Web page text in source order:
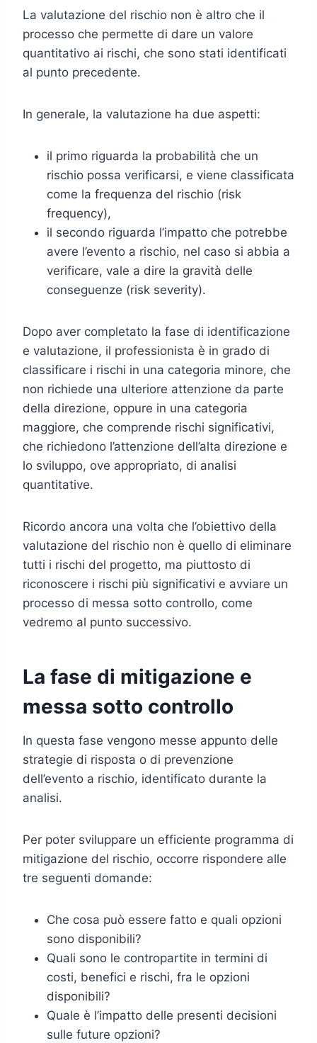
La valutazione del rischio non è altro che il
processo che permette di dare un valore
quantitativo ai rischi, che sono stati identificati
al punto precedente.
In generale, la valutazione ha due aspetti:
il primo riguarda la probabilità che un
rischio possa verificarsi, e viene classificata
come la frequenza del rischio (risk
frequency),
il secondo riguarda l’impatto che potrebbe
avere l’evento a rischio, nel caso si abbia a
verificare, vale a dire la gravità delle
conseguenze (risk severity).
Dopo aver completato la fase di identificazione
e valutazione, il professionista è in grado di
classificare i rischi in una categoria minore, che
non richiede una ulteriore attenzione da parte
della direzione, oppure in una categoria
maggiore, che comprende rischi significativi,
che richiedono l’attenzione dell’alta direzione e
lo sviluppo, ove appropriato, di analisi
quantitative.
Ricordo ancora una volta che l’obiettivo della
valutazione del rischio non è quello di eliminare
tutti i rischi del progetto, ma piuttosto di
riconoscere i rischi più significativi e avviare un
processo di messa sotto controllo, come
vedremo al punto successivo.
La fase di mitigazione e
messa sotto controllo
In questa fase vengono messe appunto delle
strategie di risposta o di prevenzione
dell’evento a rischio, identificato durante la
analisi.
Per poter sviluppare un efficiente programma di
mitigazione del rischio, occorre rispondere alle
tre seguenti domande:
Che cosa può essere fatto e quali opzioni
sono disponibili?
Quali sono le contropartite in termini di
costi, benefici e rischi, fra le opzioni
disponibili?
Quale è l’impatto delle presenti decisioni
sulle future opzioni?